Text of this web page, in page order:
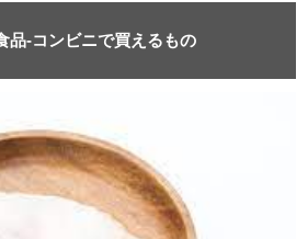
品-コンビニで買えるもの